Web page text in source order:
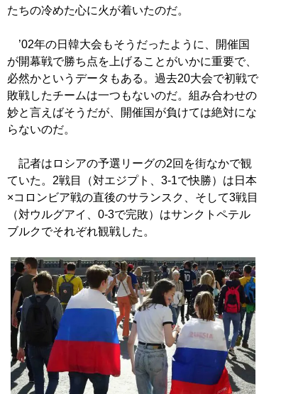
たちの冷めた心に火が着いたのだ。
’02年の日韓大会もそうだったように、開催国
が開幕戦で勝ち点を上げることがいかに重要で、
必然かというデータもある。過去20大会で初戦で
敗戦したチームは一つもないのだ。組み合わせの
妙と言えばそうだが、開催国が負けては絶対にな
らないのだ。
記者はロシアの予選リーグの2回を街なかで観
ていた。2戦目（対エジプト、3-1で快勝）は日本
×コロンビア戦の直後のサランスク、そして3戦目
（対ウルグアイ、0-3で完敗）はサンクトペテル
ブルクでそれぞれ観戦した。